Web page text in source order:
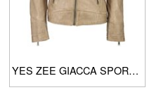
YES ZEE GIACCA SPORTIVA UOMO BEIGE